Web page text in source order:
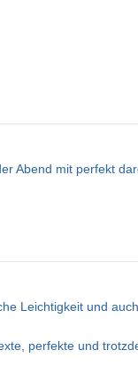
Abend mit perfekt
Leichtigkeit und
perfekte und